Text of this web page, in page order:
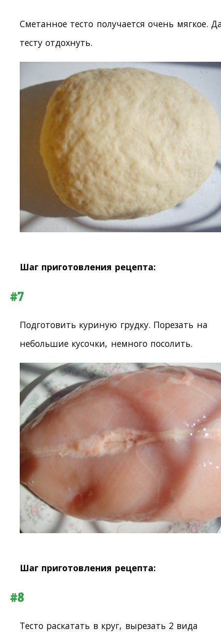
Сметанное тесто получается очень мягкое.
тесту отдохнуть.
Шаг приготовления рецепта:
#7
Подготовить куриную грудку. Порезать на
небольшие кусочки, немного посолить.
Шаг приготовления рецепта:
#8
Тесто раскатать в круг, вырезать 2 вида